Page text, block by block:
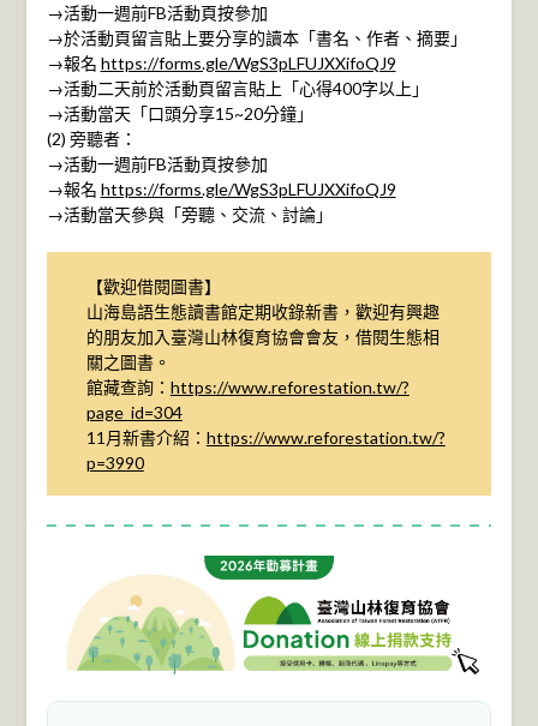
→活動一週前FB活動頁按參加
→於活動頁留言貼上要分享的讀本「書名、作者、摘要」
→報名 https://forms.gle/WgS3pLFUJXXifoQJ9
→活動二天前於活動頁留言貼上「心得400字以上」
→活動當天「口頭分享15~20分鐘」
(2) 旁聽者：
→活動一週前FB活動頁按參加
→報名 https://forms.gle/WgS3pLFUJXXifoQJ9
→活動當天參與「旁聽、交流、討論」
【歡迎借閱圖書】
山海島語生態讀書館定期收錄新書，歡迎有興趣
的朋友加入臺灣山林復育協會會友，借閱生態相
關之圖書。
館藏查詢： https://www.reforestation.tw/?
page_id=304
11月新書介紹： https://www.reforestation.tw/?
p=3990